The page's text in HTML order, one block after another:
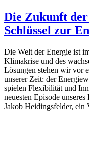
Die Zukunft
Schlüssel zur
Die Welt der Energie ist
Klimakrise und des
Lösungen stehen wir vor
unserer Zeit: der
spielen Flexibilität und
neuesten Episode
Jakob Heidingsfelder,